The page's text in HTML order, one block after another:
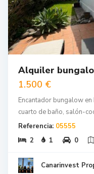
Alquiler
1.500 €
Encantador bungalow
cuarto de baño, salón-
Referencia: 05555
2
1 0
Canarinvest